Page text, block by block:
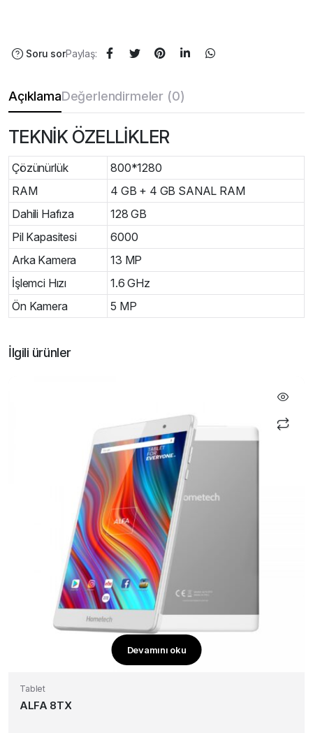
Soru sorPaylaş:
AçıklamaDeğerlendirmeler (0)
TEKNİK ÖZELLİKLER
Çözünürlük
800*1280
RAM
4 GB + 4 GB SANAL RAM
Dahili Hafıza
128 GB
Pil Kapasitesi
6000
Arka Kamera
13 MP
İşlemci Hızı
1.6 GHz
Ön Kamera
5 MP
İlgili ürünler
Devamını oku
Tablet
ALFA 8TX